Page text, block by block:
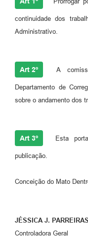
continuidade dos
Administrativo.
Art 2º A
Departamento de
sobre o andamento dos
Art 3º Esta
publicação.
Conceição do Mato
JÉSSICA J.
Controladora Geral